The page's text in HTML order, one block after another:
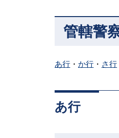
管轄警
あ行 ・ か行 ・ さ行
あ行